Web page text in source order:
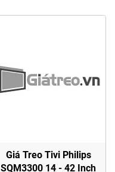
Giá Treo Tivi Philips
SQM3300 14 - 42 Inch